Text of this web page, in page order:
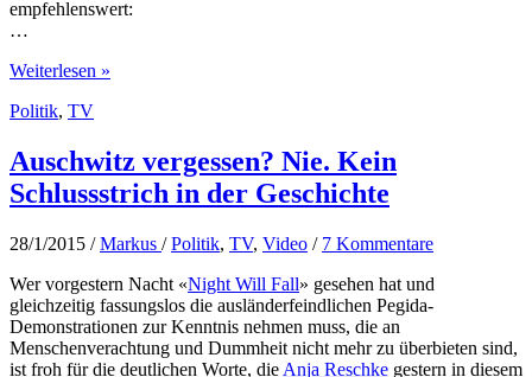
empfehlenswert:
…
Macht
Kontrolle
Die
Troika
Weiterlesen »
Politik, TV
Auschwitz vergessen? Nie. Kein
Schlussstrich in der Geschichte
28/1/2015 /Markus /Politik, TV, Video / 7 Kommentare
Wer vorgestern Nacht «Night Will Fall» gesehen hat und
gleichzeitig fassungslos die ausländerfeindlichen Pegida-
Demonstrationen zur Kenntnis nehmen muss, die an
Menschenverachtung und Dummheit nicht mehr zu überbieten sind,
ist froh für die deutlichen Worte, die Anja Reschke gestern in diesem